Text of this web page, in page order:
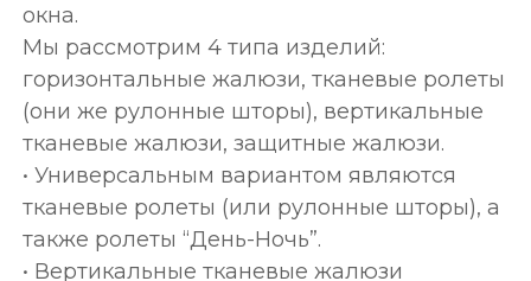
окна.
Мы рассмотрим 4 типа изделий:
горизонтальные жалюзи, тканевые ролеты
(они же рулонные шторы), вертикальные
тканевые жалюзи, защитные жалюзи.
• Универсальным вариантом являются
тканевые ролеты (или рулонные шторы), а
также ролеты “День-Ночь”.
• Вертикальные тканевые жалюзи